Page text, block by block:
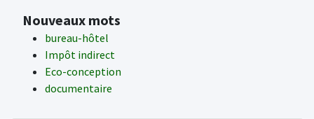
Nouveaux mots
bureau-hôtel
Impôt indirect
Eco-conception
documentaire